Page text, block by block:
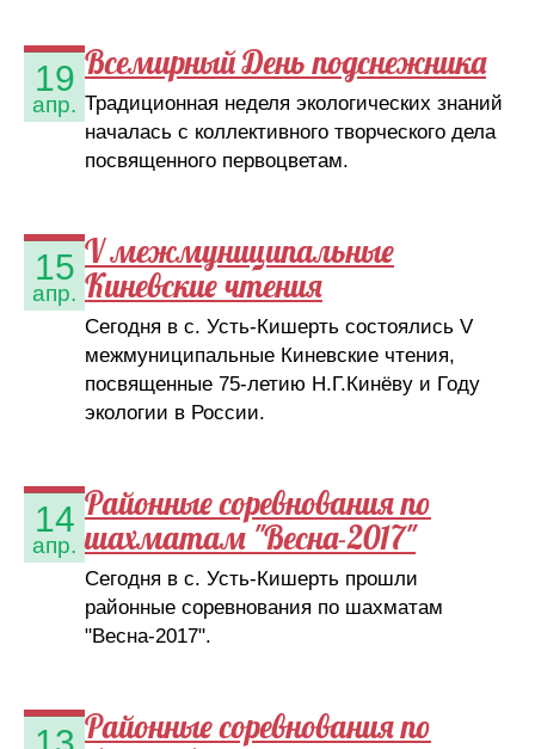
19
апр.
Всемирный День подснежника
Традиционная неделя экологических знаний
началась с коллективного творческого дела
посвященного первоцветам.
15
апр.
V межмуниципальные
Киневские чтения
Сегодня в с. Усть-Кишерть состоялись V
межмуниципальные Киневские чтения,
посвященные 75-летию Н.Г.Кинёву и Году
экологии в России.
14
апр.
Районные соревнования по
шахматам "Весна-2017"
Сегодня в с. Усть-Кишерть прошли
районные соревнования по шахматам
"Весна-2017".
Районные соревнования по